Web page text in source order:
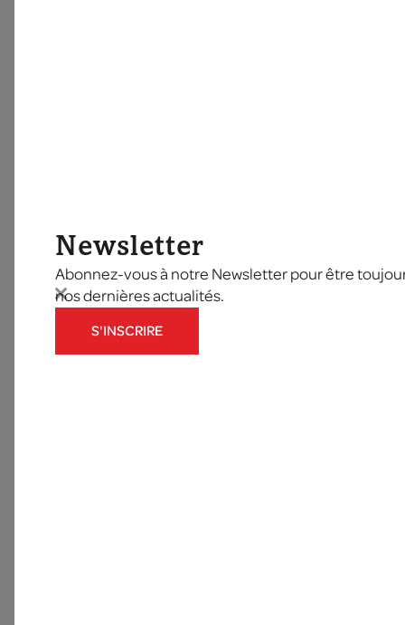
Newsletter
Abonnez-vous à notre Newsletter pour être
nos dernières actualités.
S'INSCRIRE